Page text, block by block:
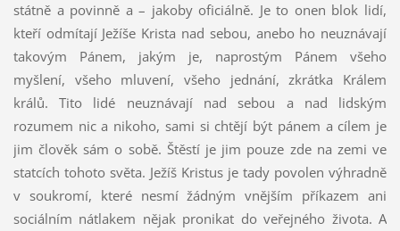
státně a povinně a – jakoby oficiálně. Je to onen blok lidí,
kteří odmítají Ježíše Krista nad sebou, anebo ho neuznávají
takovým Pánem, jakým je, naprostým Pánem všeho
myšlení, všeho mluvení, všeho jednání, zkrátka Králem
králů. Tito lidé neuznávají nad sebou a nad lidským
rozumem nic a nikoho, sami si chtějí být pánem a cílem je
jim člověk sám o sobě. Štěstí je jim pouze zde na zemi ve
statcích tohoto světa. Ježíš Kristus je tady povolen výhradně
v soukromí, které nesmí žádným vnějším příkazem ani
sociálním nátlakem nějak pronikat do veřejného života. A